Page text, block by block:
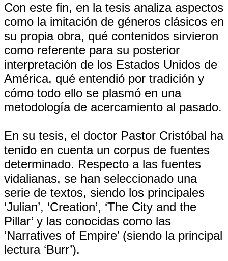
Con este fin, en la tesis analiza aspectos
como la imitación de géneros clásicos en
su propia obra, qué contenidos sirvieron
como referente para su posterior
interpretación de los Estados Unidos de
América, qué entendió por tradición y
cómo todo ello se plasmó en una
metodología de acercamiento al pasado.
En su tesis, el doctor Pastor Cristóbal ha
tenido en cuenta un corpus de fuentes
determinado. Respecto a las fuentes
vidalianas, se han seleccionado una
serie de textos, siendo los principales
‘Julian’, ‘Creation’, ‘The City and the
Pillar’ y las conocidas como las
‘Narratives of Empire’ (siendo la principal
lectura ‘Burr’).